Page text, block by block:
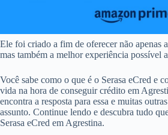
Ele foi criado a fim de oferecer não apenas
mas também a melhor experiência possível
Você sabe como o que é o Serasa eCred e
vida na hora de conseguir crédito em
encontra a resposta para essa e muitas
assunto. Continue lendo e descubra tudo
Serasa eCred em Agrestina.